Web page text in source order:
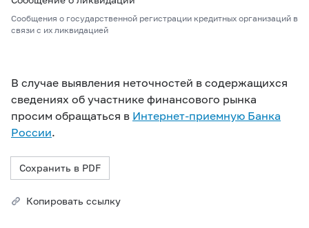
Сообщения о государственной регистрации кредитных организаций в
связи с их ликвидацией
В случае выявления неточностей в содержащихся
сведениях об участнике финансового рынка
просим обращаться в Интернет-приемную Банка
России.
Сохранить в PDF
Копировать ссылку